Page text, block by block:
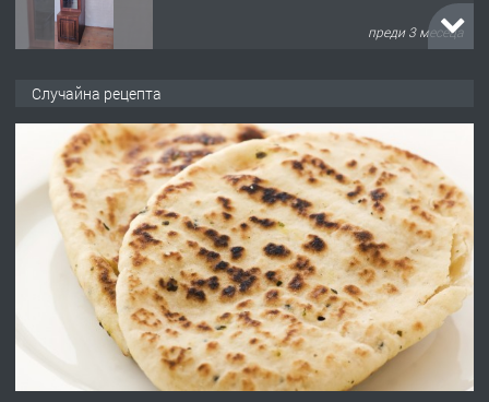
преди 3 месеца
преди 10 месеца
ПРЕДЛАГА
Професионална броячна машина -
със сертификат от ЕЦБ
преди 1 година
ПРЕДЛАГА
Професионална зеленчукорезачка
Случайна рецепта